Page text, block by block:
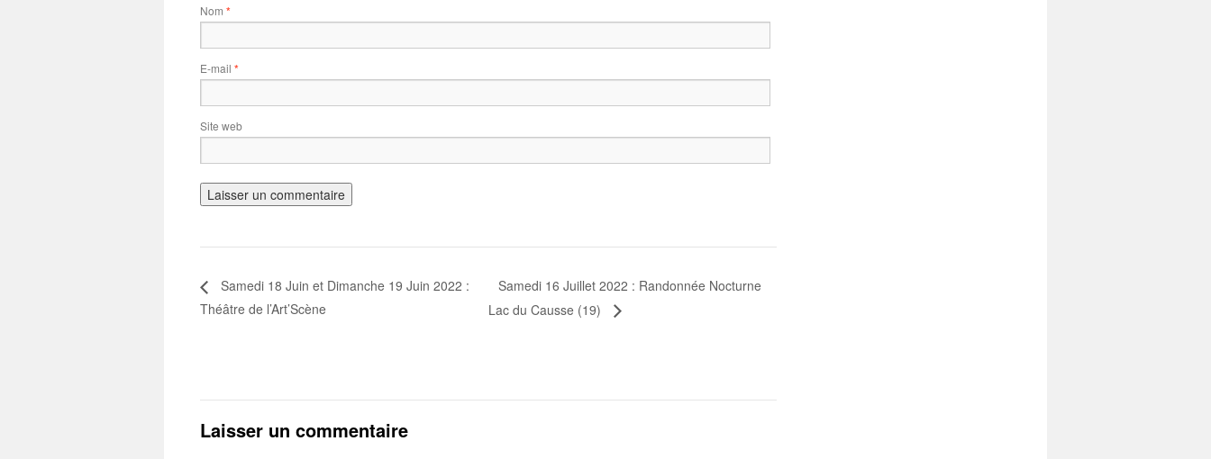
Nom *
E-mail *
Site web
Samedi 18 Juin et Dimanche 19 Juin 2022 :
Théâtre de l’Art’Scène
Samedi 16 Juillet 2022 : Randonnée Nocturne
Lac du Causse (19)
Laisser un commentaire